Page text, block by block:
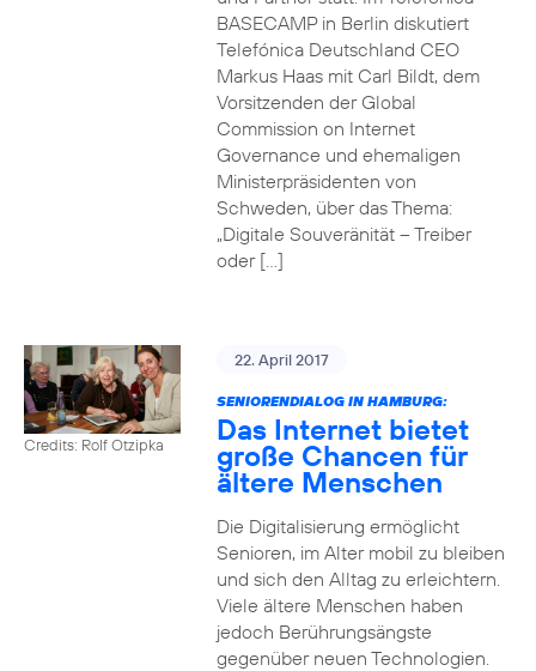
BASECAMP in Berlin diskutiert
Telefónica Deutschland CEO
Markus Haas mit Carl Bildt, dem
Vorsitzenden der Global
Commission on Internet
Governance und ehemaligen
Ministerpräsidenten von
Schweden, über das Thema:
„Digitale Souveränität – Treiber
oder […]
Credits: Rolf Otzipka
22. April 2017
SENIORENDIALOG IN HAMBURG:
Das Internet bietet
große Chancen für
ältere Menschen
Die Digitalisierung ermöglicht
Senioren, im Alter mobil zu bleiben
und sich den Alltag zu erleichtern.
Viele ältere Menschen haben
jedoch Berührungsängste
gegenüber neuen Technologien.